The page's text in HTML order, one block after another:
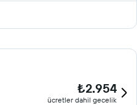
₺2.954
ücretler dahil gecelik